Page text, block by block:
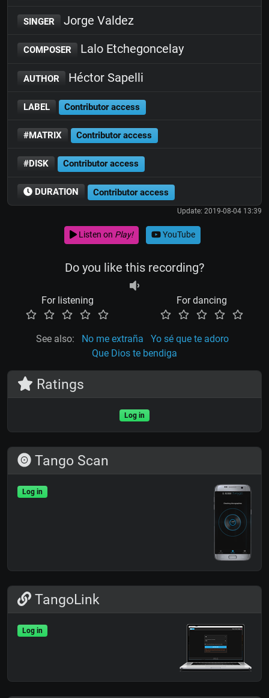
SINGER Jorge Valdez
COMPOSER Lalo Etchegoncelay
AUTHOR Héctor Sapelli
LABEL Contributor access
#MATRIX Contributor access
#DISK Contributor access
DURATION Contributor access
Update: 2019-08-04 13:39
Listen on Play! YouTube
Do you like this recording?
For listening For dancing
See also: No me extraña
Yo sé que te adoro
Que Dios te bendiga
Ratings
Log in
Tango Scan
Log in
TangoLink
Log in